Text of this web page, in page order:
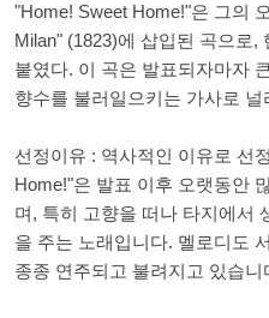
"Home! Sweet Home!"은 그의
Milan" (1823)에 삽입된 곡으로,
붙였다. 이 곡은 발표되자마자
향수를 불러일으키는 가사로 널
선정이유 : 역사적인 이유로 선
Home!"은 발표 이후 오랫동안
며, 특히 고향을 떠나 타지에서
을 주는 노래입니다. 멜로디도
종종 연주되고 불려지고 있습니